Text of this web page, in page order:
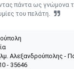
πάντα ως γνώμονα
του πελάτη.
Αλεξανδρούπολης -
- 35646